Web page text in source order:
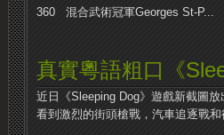
360 混合武術冠軍Georges St-P...
真實粵語粗口《
近日《Sleeping Dog》遊戲新截圖
看到激烈的街頭槍戰，汽車追逐戰